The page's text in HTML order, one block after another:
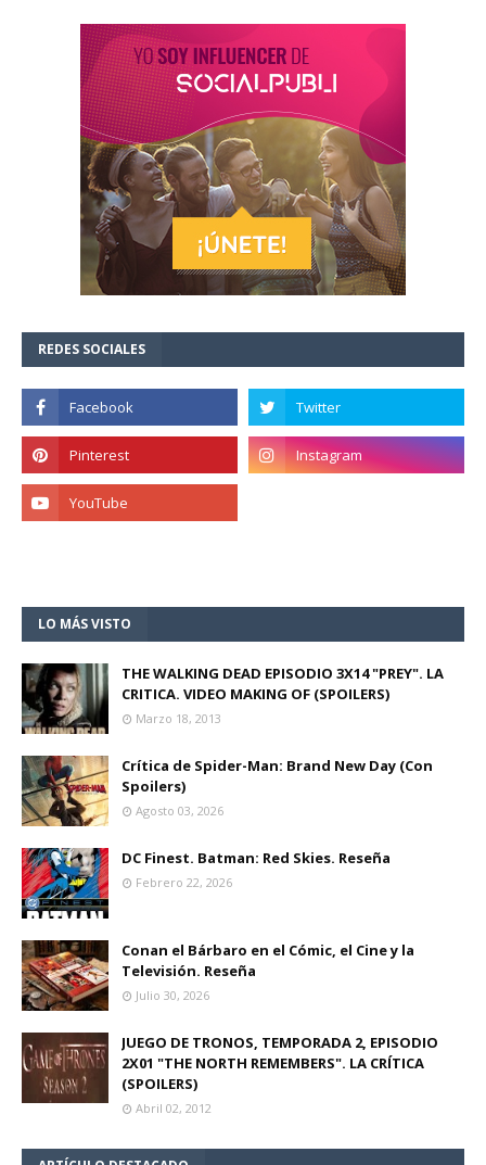
REDES SOCIALES
LO MÁS VISTO
THE WALKING DEAD EPISODIO 3X14 "PREY". LA
CRITICA. VIDEO MAKING OF (SPOILERS)
Marzo 18, 2013
Crítica de Spider-Man: Brand New Day (Con
Spoilers)
Agosto 03, 2026
DC Finest. Batman: Red Skies. Reseña
Febrero 22, 2026
Conan el Bárbaro en el Cómic, el Cine y la
Televisión. Reseña
Julio 30, 2026
JUEGO DE TRONOS, TEMPORADA 2, EPISODIO
2X01 "THE NORTH REMEMBERS". LA CRÍTICA
(SPOILERS)
Abril 02, 2012